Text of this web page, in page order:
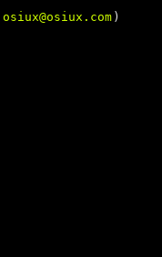
osiux@osiux.com )